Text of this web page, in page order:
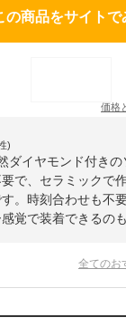
の商品をサイトで
価格
)
ダイヤモンド付き
で、セラミックで
。時刻合わせも不
覚で装着できるの
全てのお